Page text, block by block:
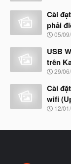
đ
ầ
u
y
b
ắ
t
ầ
u
Cài
phải
N
à
b
ắ
đ
ầ
u
05/
USB
trên
N
à
b
ắ
29/
Cài
wifi
N
y
12/